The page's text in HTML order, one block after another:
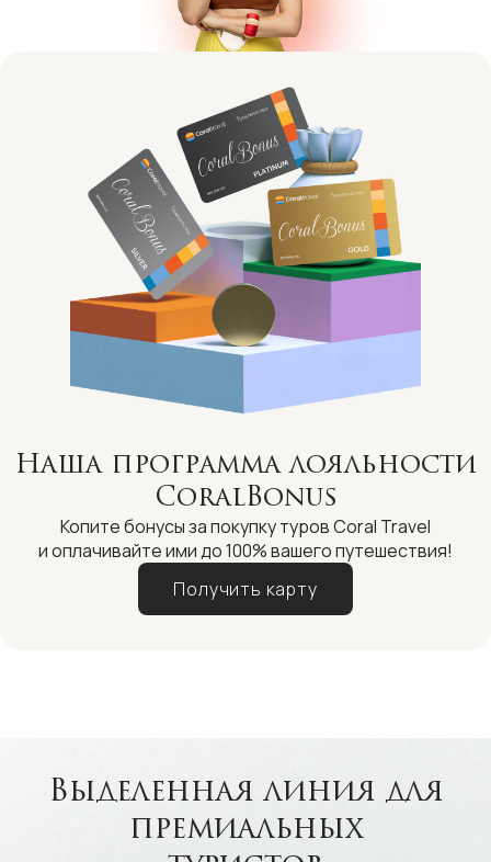
Наша программа лояльности
CoralBonus
Копите бонусы за покупку туров Coral Travel
и оплачивайте ими до 100% вашего путешествия!
Получить карту
Выделенная линия для
премиальных